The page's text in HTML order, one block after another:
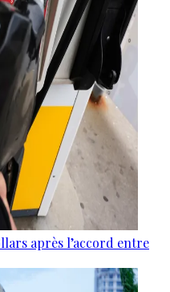
après l’accord entre